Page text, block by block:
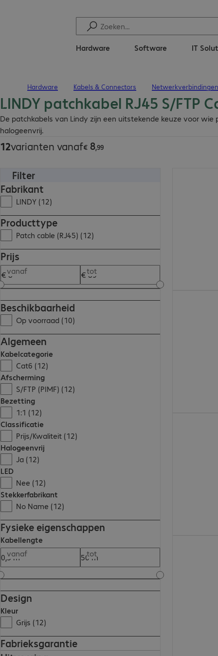
Hardware Software IT
Hardware Kabels & Connectors Netwerkverbindingen
LINDY patchkabel RJ45 S/FTP
De patchkabels van Lindy zijn een uitstekende keuze voor
halogeenvrij.
12varianten vanaf€ 8,99
€ 8,99
Filter
Fabrikant
LINDY (12)
Producttype
Patch cable (RJ45) (12)
Prijs
vanaf tot
Beschikbaarheid
Op voorraad (10)
Algemeen
Kabelcategorie
Cat6 (12)
Afscherming
S/FTP (PIMF) (12)
Bezetting
1:1 (12)
Classificatie
Prijs/Kwaliteit (12)
Halogeenvrij
Ja (12)
LED
Nee (12)
Stekkerfabrikant
No Name (12)
Fysieke eigenschappen
Kabellengte
vanaf
tot
Design
Kleur
Grijs (12)
Fabrieksgarantie